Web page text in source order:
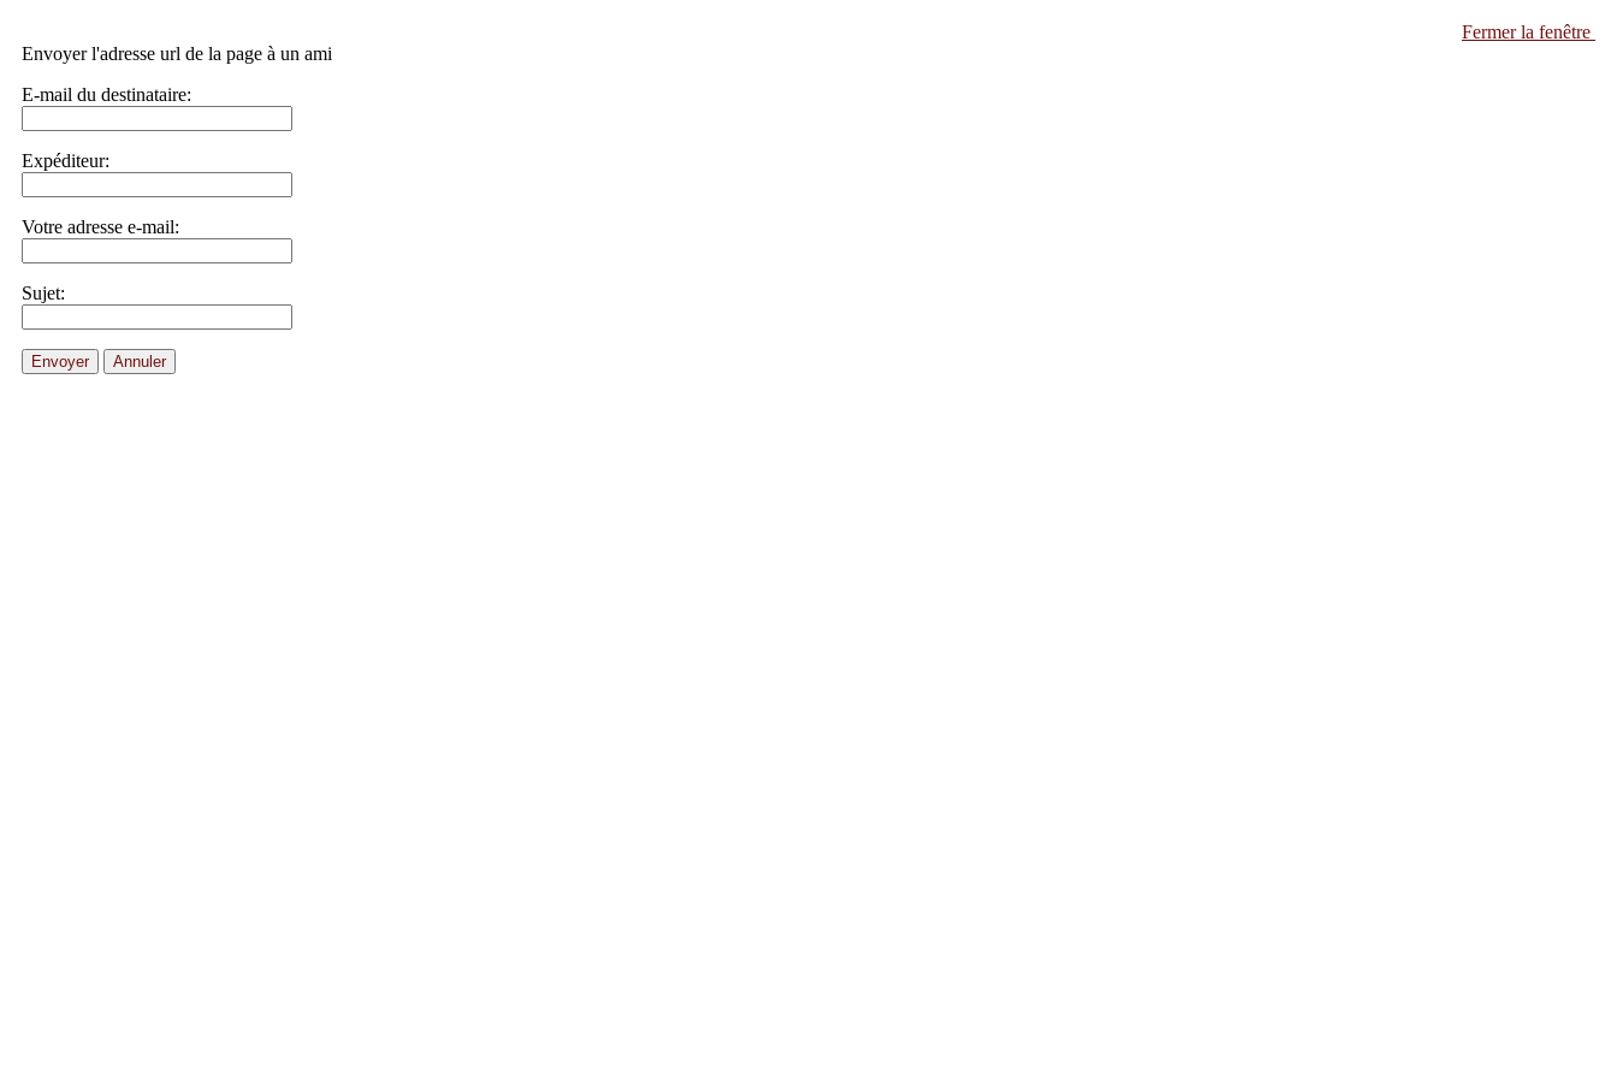
Fermer la fenêtre
Envoyer l'adresse url de la page à un ami
E-mail du destinataire:
Expéditeur:
Votre adresse e-mail:
Sujet:
Envoyer Annuler